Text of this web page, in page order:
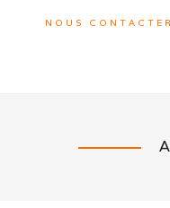
NOUS CONTACTER